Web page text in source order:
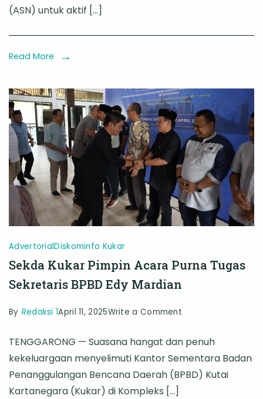
Hak
PSU
19
April
2025
(ASN) untuk aktif […]
Read More
AdvertorialDiskominfo Kukar
Sekda Kukar Pimpin Acara Purna Tugas
Sekretaris BPBD Edy Mardian
By Redaksi 1April 11, 2025Write a Comment
Kukar
Pimpin
Acara
TENGGARONG — Suasana hangat dan penuh
kekeluargaan menyelimuti Kantor Sementara Badan
Penanggulangan Bencana Daerah (BPBD) Kutai
Kartanegara (Kukar) di Kompleks […]